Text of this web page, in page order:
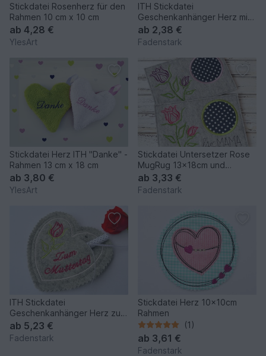
Stickdatei Rosenherz für den
Rahmen 10 cm x 10 cm
ab 4,28 €
YlesArt
ITH Stickdatei
Geschenkanhänger Herz mit
Rosenknospe für Botschaften
Geldgeschenke 10x10cm
ab 2,38 €
Fadenstark
Stickdatei Herz ITH "Danke" -
Rahmen 13 cm x 18 cm
ab 3,80 €
YlesArt
Stickdatei Untersetzer Rose
MugRug 13x18cm und
13x20cm
ab 3,33 €
Fadenstark
ITH Stickdatei
Geschenkanhänger Herz zum
Muttertag 3er SET für
Botschaften Geldgeschenke
ab 5,23 €
Fadenstark
Stickdatei Herz 10x10cm
Rahmen
(1)
ab 3,61 €
Fadenstark